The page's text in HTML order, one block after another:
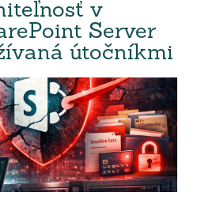
v
Server
útočníkmi